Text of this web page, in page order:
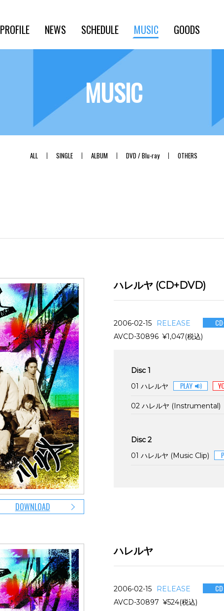
PROFILE NEWS SCHEDULE MUSIC GOODS
MUSIC
ALL SINGLE ALBUM DVD / Blu-ray OTHERS
DOWNLOAD
ハレルヤ (CD+DVD)
2006-02-15 RELEASE
AVCD-30896 ¥1,047(税込)
Disc 1
01 ハレルヤ
02 ハレルヤ (Instrumental)
Disc 2
01 ハレルヤ (Music Clip)
ハレルヤ
2006-02-15 RELEASE
AVCD-30897 ¥524(税込)